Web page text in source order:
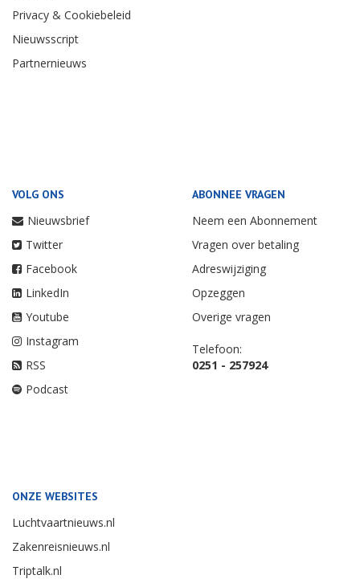
Privacy & Cookiebeleid
Nieuwsscript
Partnernieuws
VOLG ONS
Nieuwsbrief
Twitter
Facebook
LinkedIn
Youtube
Instagram
RSS
Podcast
ABONNEE VRAGEN
Neem een Abonnement
Vragen over betaling
Adreswijziging
Opzeggen
Overige vragen
Telefoon:
0251 - 257924
ONZE WEBSITES
Luchtvaartnieuws.nl
Zakenreisnieuws.nl
Triptalk.nl